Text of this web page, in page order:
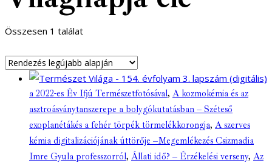
Összesen 1 találat
a 2022-es Év Ifjú Természetfotósával, A kozmokémia és az
asztroásványtanszerepe a bolygókutatásban – Széteső
exoplanétákés a fehér törpék törmelékkorongja, A szerves
kémia digitalizációjának úttörője –Megemlékezés Csizmadia
Imre Gyula professzorról, Állati idő? – Érzékelési verseny, Az